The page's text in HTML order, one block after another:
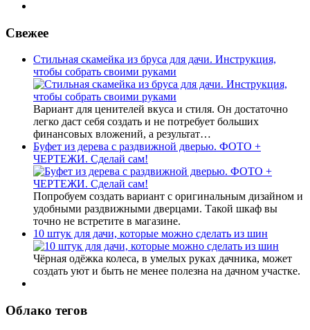
Свежее
Стильная скамейка из бруса для дачи. Инструкция,
чтобы собрать своими руками
Вариант для ценителей вкуса и стиля. Он достаточно
легко даст себя создать и не потребует больших
финансовых вложений, а результат…
Буфет из дерева с раздвижной дверью. ФОТО +
ЧЕРТЕЖИ. Сделай сам!
Попробуем создать вариант с оригинальным дизайном и
удобными раздвижными дверцами. Такой шкаф вы
точно не встретите в магазине.
10 штук для дачи, которые можно сделать из шин
Чёрная одёжка колеса, в умелых руках дачника, может
создать уют и быть не менее полезна на дачном участке.
Облако тегов